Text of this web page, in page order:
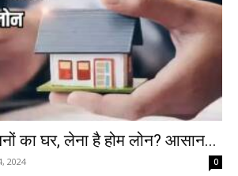
का घर, लेना है होम लोन? आसान...
2024 0